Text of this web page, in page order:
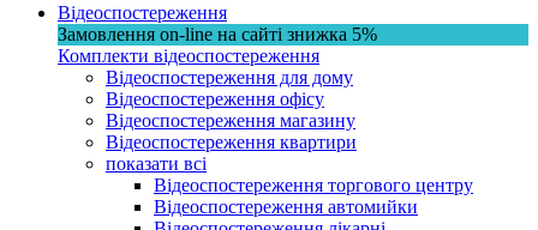
Відеоспостереження
Замовлення on-line на сайті знижка 5%
Комплекти відеоспостереження
Відеоспостереження для дому
Відеоспостереження офісу
Відеоспостереження магазину
Відеоспостереження квартири
показати всі
Відеоспостереження торгового центру
Відеоспостереження автомийки